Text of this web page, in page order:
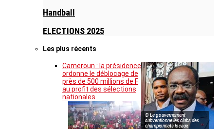
Handball
ELECTIONS 2025
Les plus récents
© Le gouvernement
subventionne les clubs des
championnats locaux
Cameroun : la présidence
ordonne le déblocage de
près de 500 millions de F
au profit des sélections
nationales